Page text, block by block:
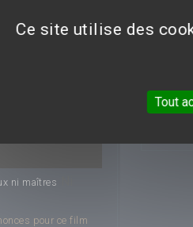
ni maîtres
pour ce film
Ce site utilise des
Tout